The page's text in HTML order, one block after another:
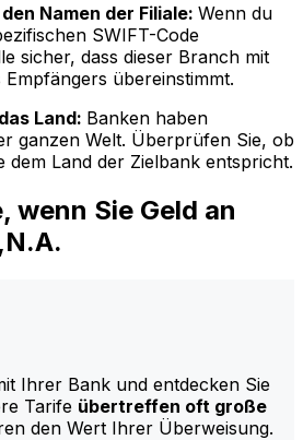
Namen der Filiale: Wenn du
SWIFT-Code
sicher, dass dieser Branch mit
übereinstimmt.
Land: Banken haben
ganzen Welt. Überprüfen Sie, ob
dem Land der Zielbank entspricht.
wenn Sie Geld an
Ihrer Bank und entdecken Sie
Tarife übertreffen oft große
den Wert Ihrer Überweisung.